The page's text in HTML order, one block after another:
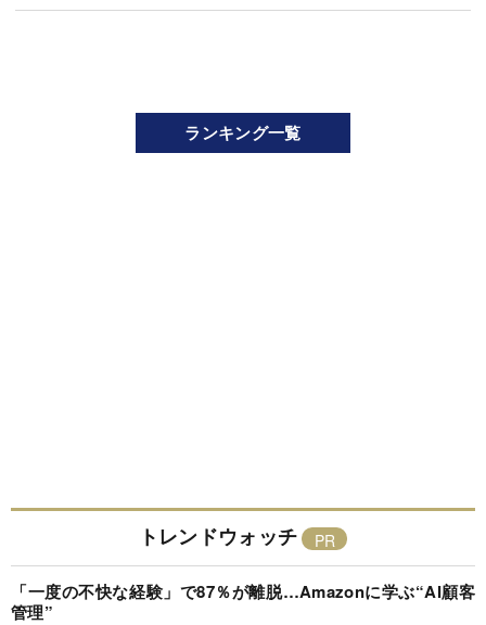
ランキング一覧
トレンドウォッチ
「一度の不快な経験」で87％が離脱…Amazonに学ぶ“AI顧客
管理”